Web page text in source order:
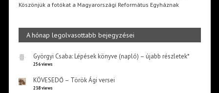
Köszönjük a fotókat a Magyarországi Református Egyháznak
A hónap legolvasottabb bejegyzései
Györgyi Csaba: Lépések könyve (napló) – újabb részletek*
256 views
KÖVESEDŐ – Török Ági versei
238 views